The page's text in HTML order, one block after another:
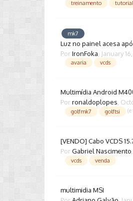
treinamento tutorial
mk7
Luz no painel acesa
PorIronFoka January
avaria vcds
Multimídia Android
Porronaldoplopes
golfmk7 golftsi
[VENDO] Cabo VCDS
PorGabriel Nascimento
vcds venda
multimidia MSI